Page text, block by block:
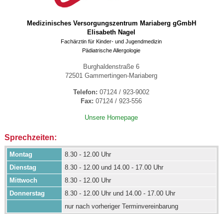
Medizinisches Versorgungszentrum Mariaberg gGmbH
E lisabeth Nagel
Fachärztin für Kinder- und Jugendmedizin
Pädiatrische Allergologie
Burghaldenstraße 6
72501 Gammertingen-Mariaberg
Telefon: 07124 / 923-9002
Fax: 07124 / 923-556
Unsere Homepage
Sprechzeiten:
Montag
8.30 - 12.00 Uhr
Dienstag
8.30 - 12.00 und 14.00 - 17.00 Uhr
Mittwoch
8.30 - 12.00 Uhr
Donnerstag
8.30 - 12.00 Uhr und 14.00 - 17.00 Uhr
nur nach vorheriger Terminvereinbarung